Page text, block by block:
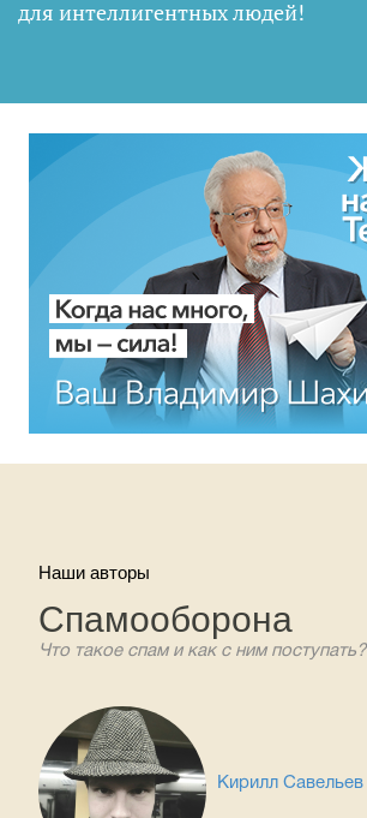
для интеллигентных людей!
Наши авторы
Спамооборона
Что такое спам и как с ним поступать?
Кирилл Савельев